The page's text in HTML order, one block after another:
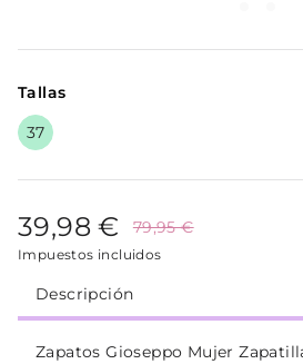
Tallas
37
39,98 € 79,95 €
Impuestos incluidos
Descripción
Zapatos Gioseppo Mujer